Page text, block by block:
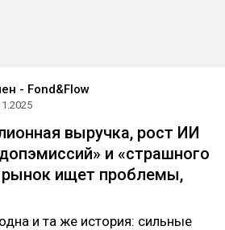
- Fond&Flow
выручка, рост ИИ
и «страшного
рынок ищет проблемы,
и та же история: сильные